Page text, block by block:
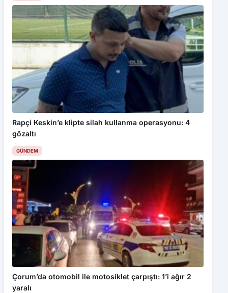
Rapçi Keskin’e klipte silah kullanma operasyonu: 4
gözaltı
GÜNDEM
Çorum’da otomobil ile motosiklet çarpıştı: 1’i ağır 2
yaralı